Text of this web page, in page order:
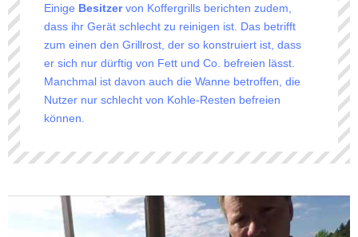
Einige Besitzervon Koffergrills berichten zudem,
dass ihr Gerät schlecht zu reinigen ist. Das betrifft
zum einen den Grillrost, der so konstruiert ist, dass
er sich nur dürftig von Fett und Co. befreien lässt.
Manchmal ist davon auch die Wanne betroffen, die
Nutzer nur schlecht von Kohle-Resten befreien
können.